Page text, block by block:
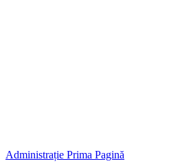
Administrație Prima Pagină